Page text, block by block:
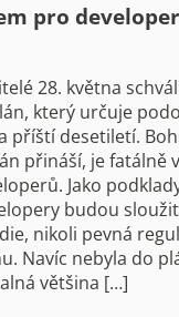
pro
28. května
který určuje
příští desetiletí.
přináší, je fatálně
Jako
budou
nikoli pevná
Navíc nebyla do
většina […]